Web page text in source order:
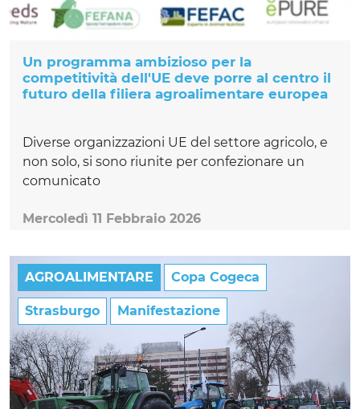
Un programma ambizioso per la
competitività dell'UE deve porre al centro il
futuro della filiera agroalimentare europea
Diverse organizzazioni UE del settore agricolo, e
non solo, si sono riunite per confezionare un
comunicato
Mercoledì 11 Febbraio 2026
AGROALIMENTARE Copa Cogeca
Strasburgo Manifestazione